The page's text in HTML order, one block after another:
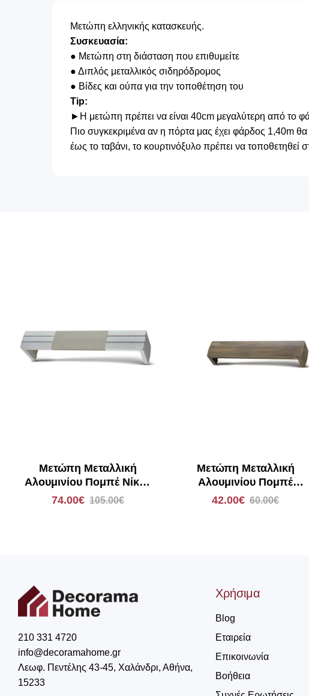
Μετώπη ελληνικής κατασκευής.
Συσκευασία:
● Μετώπη στη διάσταση που επιθυμείτε
● Διπλός μεταλλικός σιδηρόδρομος
● Βίδες και ούπα για την τοποθέτηση του
Tip:
►Η μετώπη πρέπει να είναι 40cm μεγαλύτερη από το
Πιο συγκεκριμένα αν η πόρτα μας έχει φάρδος
έως το ταβάνι, το κουρτινόξυλο πρέπει να τοποθετηθεί
Μετώπη Μεταλλική
Αλουμινίου Πομπέ Νίκελ
Ματ/Χρώμιο με Strass
74.00€ 105.00€
Μετώπη Μεταλλική
Αλουμινίου Πομπέ
Ανθρακί-Μπρονζέ 1885
42.00€ 60.00€
210 331 4720
info@decoramahome.gr
Λεωφ. Πεντέλης 43-45, Χαλάνδρι, Αθήνα,
15233
Χρήσιμα
Blog
Εταιρεία
Επικοινωνία
Βοήθεια